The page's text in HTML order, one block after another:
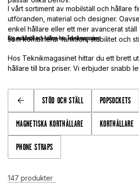
I vårt sortiment av mobilställ och hållare
utföranden, material och designer.
enkel hållare eller ett mer avancerat
som kombinerar funktion, stabilitet och
Köp mobilställ och hållare hos Teknikmagasinet
Hos Teknikmagasinet hittar du ett brett
hållare till bra priser. Vi erbjuder snabb
mobil och din vardag.
TILLBAKA
STÖD OCH STÄLL POPSOCKETS
MAGNETISKA KORTHÅLLARE KORTHÅLLARE
PHONE STRAPS
147 produkter